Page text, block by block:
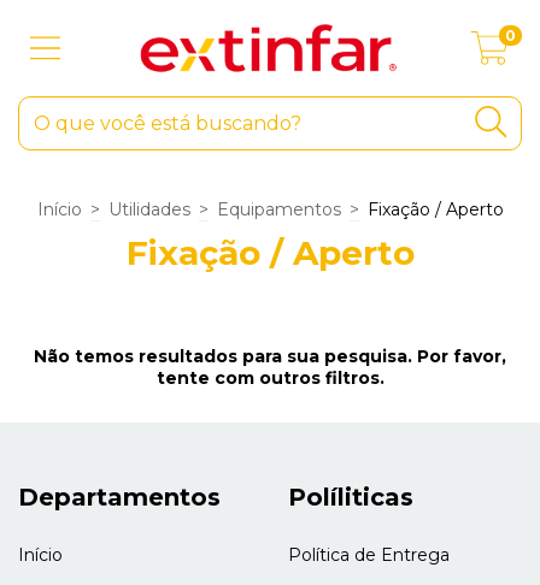
0
Início > Utilidades > Equipamentos > Fixação / Aperto
Fixação / Aperto
Não temos resultados para sua pesquisa. Por favor,
tente com outros filtros.
Departamentos
Início
Políliticas
Política de Entrega